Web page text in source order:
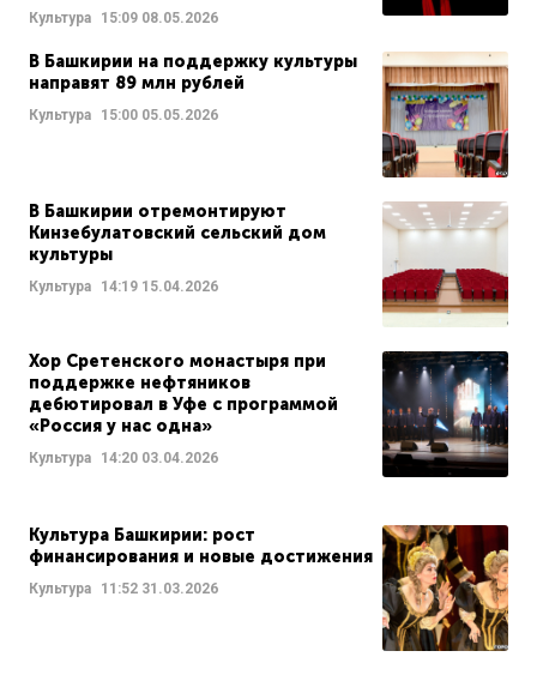
Культура 15:09 08.05.2026
В Башкирии на поддержку культуры
направят 89 млн рублей
Культура 15:00 05.05.2026
В Башкирии отремонтируют
Кинзебулатовский сельский дом
культуры
Культура 14:19 15.04.2026
Хор Сретенского монастыря при
поддержке нефтяников
дебютировал в Уфе с программой
«Россия у нас одна»
Культура 14:20 03.04.2026
Культура Башкирии: рост
финансирования и новые достижения
Культура 11:52 31.03.2026